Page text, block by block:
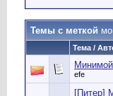
Темы с меткой
Тема /
efe
[Питер]